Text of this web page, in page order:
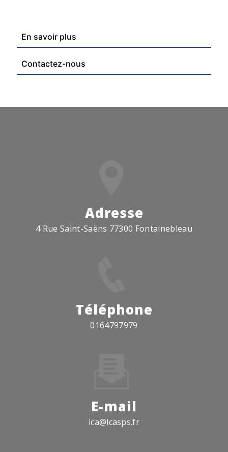
En savoir plus
Contactez-nous
Adresse
4 Rue Saint-Saëns 77300 Fontainebleau
Téléphone
0164797979
E-mail
lca@lcasps.fr